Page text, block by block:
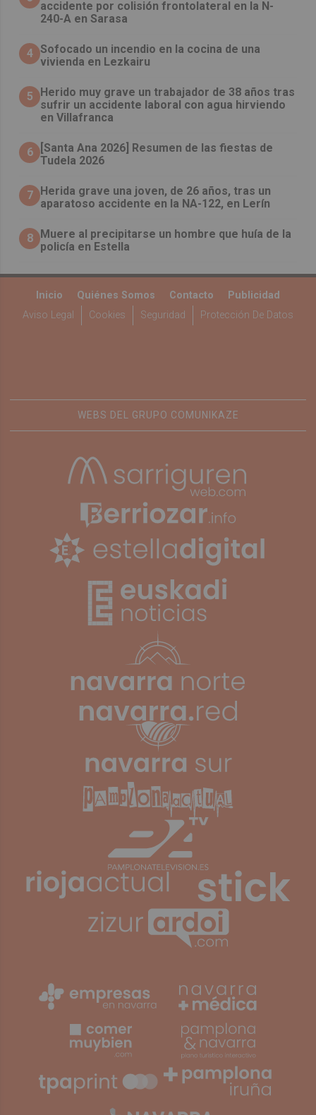
accidente por colisión frontolateral en la N-
240-A en Sarasa
4 Sofocado un incendio en la cocina de una
vivienda en Lezkairu
5
Herido muy grave un trabajador de 38 años tras
sufrir un accidente laboral con agua hirviendo
en Villafranca
6
[Santa Ana 2026] Resumen de las fiestas de
Tudela 2026
7
Herida grave una joven, de 26 años, tras un
aparatoso accidente en la NA-122, en Lerín
8
Muere al precipitarse un hombre que huía de la
policía en Estella
Inicio Quiénes Somos Contacto
Publicidad
Aviso Legal
Cookies Seguridad Protección De Datos
WEBS DEL GRUPO COMUNIKAZE